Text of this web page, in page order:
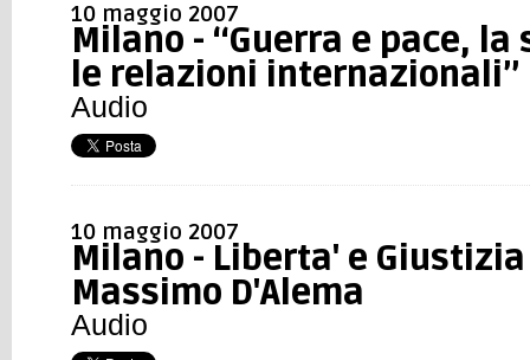
10 maggio 2007
Milano - “Guerra e pace,
le relazioni internazionali”
Audio
10 maggio 2007
Milano - Liberta' e
Massimo D'Alema
Audio